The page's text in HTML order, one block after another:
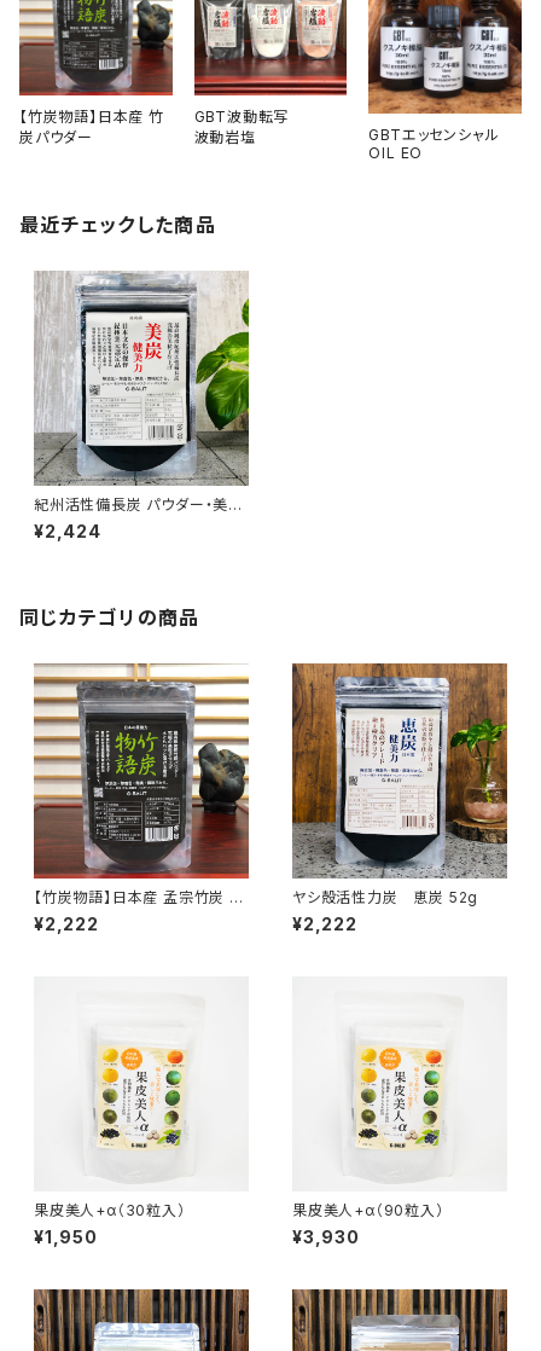
【竹炭物語】日本産 竹
炭パウダー
GBT波動転写
波動岩塩
GBTエッセンシャル
OIL EO
最近チェックした商品
紀州活性備長炭 パウダー・美炭
52g
¥2,424
同じカテゴリの商品
【竹炭物語】日本産 孟宗竹炭 竹
炭パウダー 52g
¥2,222
ヤシ殻活性力炭 恵炭 52g
¥2,222
果皮美人+α（30粒入）
¥1,950
果皮美人+α（90粒入）
¥3,930